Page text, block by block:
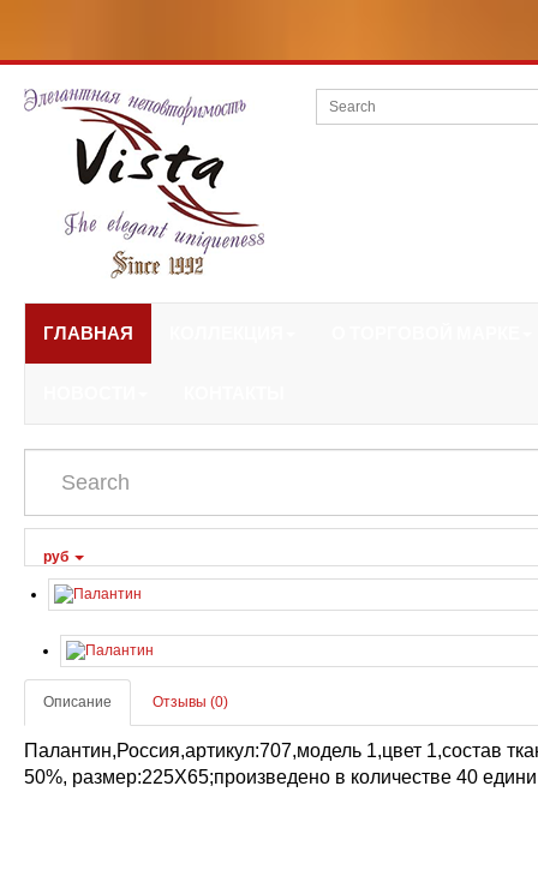
ГЛАВНАЯ
руб
Описание Отзывы (0)
Палантин,Россия,артикул:707,модель 1,цвет 1,состав
50%, размер:225Х65;произведено в количестве 40